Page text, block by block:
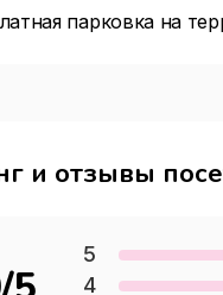
парковка на
и отзывы
5
4